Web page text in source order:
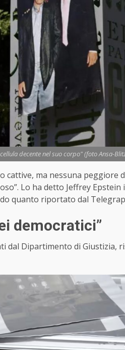
decente nel suo corpo" (foto Ansa-
ma nessuna peggiore
Lo ha detto Jeffrey Epstein
quanto riportato dal
democratici”
dal Dipartimento di Giustizia,